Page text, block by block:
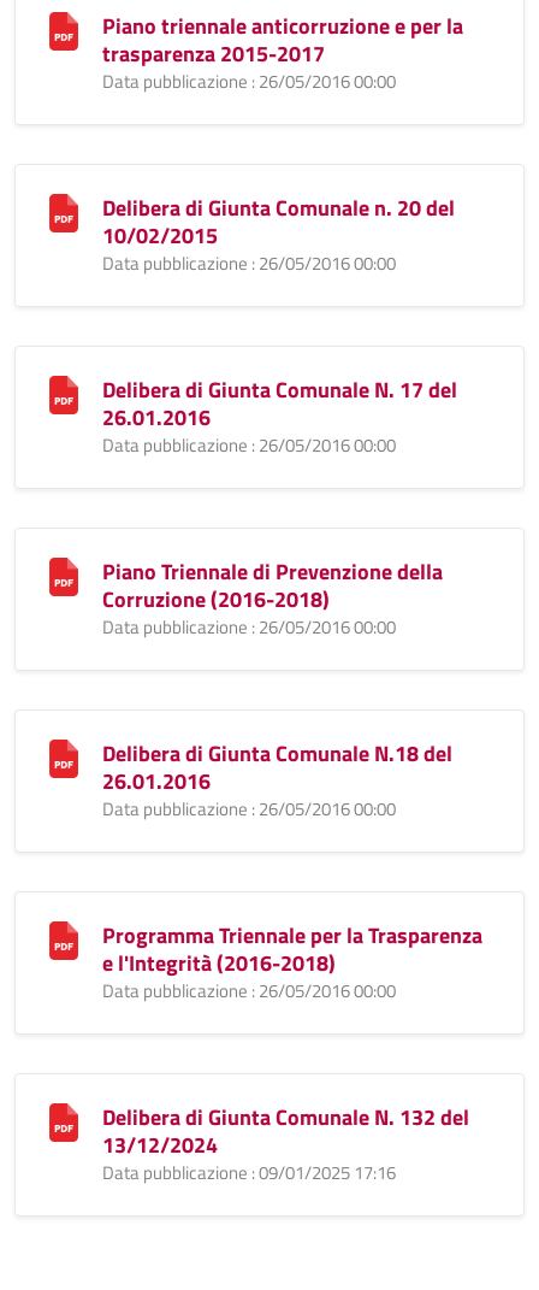
Piano triennale anticorruzione e per la
trasparenza 2015-2017
Data pubblicazione : 26/05/2016 00:00
Delibera di Giunta Comunale n. 20 del
10/02/2015
Data pubblicazione : 26/05/2016 00:00
Delibera di Giunta Comunale N. 17 del
26.01.2016
Data pubblicazione : 26/05/2016 00:00
Piano Triennale di Prevenzione della
Corruzione (2016-2018)
Data pubblicazione : 26/05/2016 00:00
Delibera di Giunta Comunale N.18 del
26.01.2016
Data pubblicazione : 26/05/2016 00:00
Programma Triennale per la Trasparenza
e l'Integrità (2016-2018)
Data pubblicazione : 26/05/2016 00:00
Delibera di Giunta Comunale N. 132 del
13/12/2024
Data pubblicazione : 09/01/2025 17:16